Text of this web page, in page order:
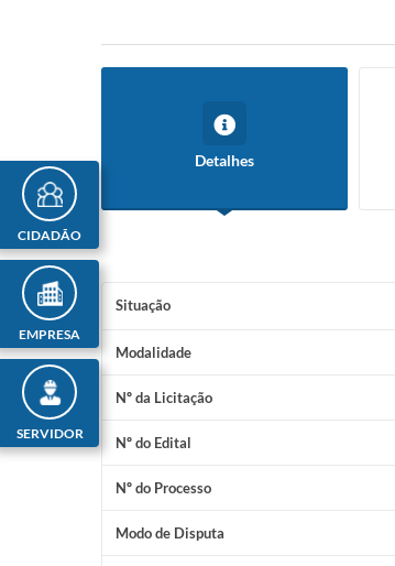
CIDADÃO
EMPRESA
SERVIDOR
Detalhes
Situação
Modalidade
Nº da Licitação
Nº do Edital
Nº do Processo
Modo de Disputa